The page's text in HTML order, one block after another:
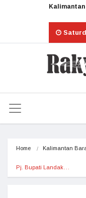
Home Kalimantan
Pj. Bupati Landak…